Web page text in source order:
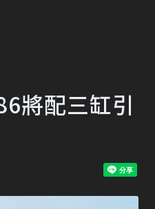
將配三缸引